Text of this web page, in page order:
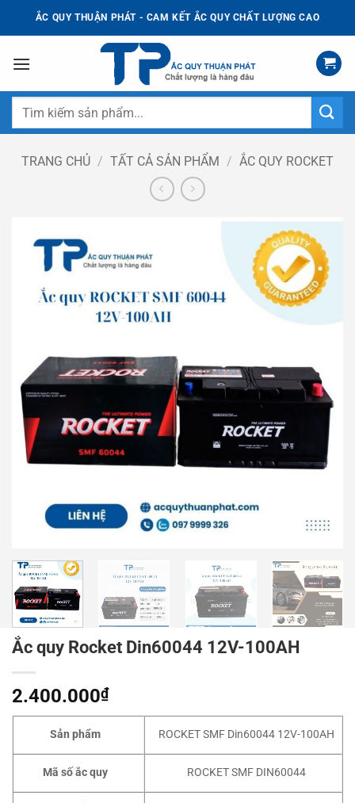
dung
ẮC QUY THUẬN PHÁT - CAM KẾT ẮC QUY CHẤT LƯỢNG CAO
Tìm
TRANG CHỦ / TẤT CẢ SẢN PHẨM / ẮC QUY ROCKET
Ắc quy Rocket Din60044 12V-100AH
2.400.000₫
Sản phẩm ROCKET SMF Din60044 12V-100AH
Mã số ắc quy ROCKET SMF DIN60044